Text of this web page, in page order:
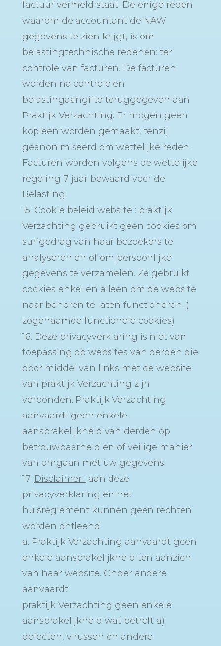
factuur vermeld staat. De enige reden
waarom de accountant de NAW
gegevens te zien krijgt, is om
belastingtechnische redenen: ter
controle van facturen. De facturen
worden na controle en
belastingaangifte teruggegeven aan
Praktijk Verzachting. Er mogen geen
kopieën worden gemaakt, tenzij
geanonimiseerd om wettelijke reden.
Facturen worden volgens de wettelijke
regeling 7 jaar bewaard voor de
Belasting.
15. Cookie beleid website : praktijk
Verzachting gebruikt geen cookies om
surfgedrag van haar bezoekers te
analyseren en of om persoonlijke
gegevens te verzamelen. Ze gebruikt
cookies enkel en alleen om de website
naar behoren te laten functioneren. (
zogenaamde functionele cookies)
16. Deze privacyverklaring is niet van
toepassing op websites van derden die
door middel van links met de website
van praktijk Verzachting zijn
verbonden. Praktijk Verzachting
aanvaardt geen enkele
aansprakelijkheid van derden op
betrouwbaarheid en of veilige manier
van omgaan met uw gegevens.
17. Disclaimer : aan deze
privacyverklaring en het
huisreglement kunnen geen rechten
worden ontleend.
a. Praktijk Verzachting aanvaardt geen
enkele aansprakelijkheid ten aanzien
van haar website. Onder andere
aanvaardt
praktijk Verzachting geen enkele
aansprakelijkheid wat betreft a)
defecten, virussen en andere